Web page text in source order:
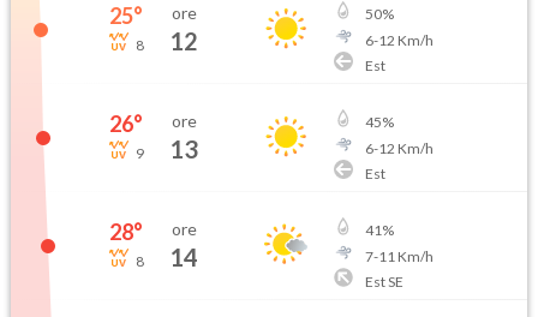
25°
8
ore
12
50%
6-12 Km/h
Est
26°
9
ore
13
45%
6-12 Km/h
Est
28°
8
ore
14
41%
7-11 Km/h
Est SE